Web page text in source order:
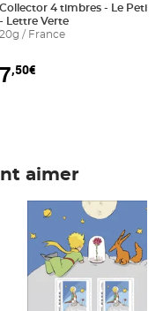
au panier
Collector 4 timbres - Le Petit
- Lettre Verte
20g / France
7,50€
aimer
Prix 7,50€